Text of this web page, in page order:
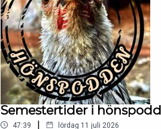
Semestertider i
47:39 | lördag 11 juli 2026